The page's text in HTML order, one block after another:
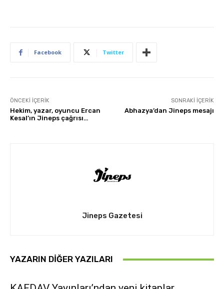
Facebook Twitter
ÖNCEKI İÇERIK
Hekim, yazar, oyuncu Ercan
Kesal’ın Jineps çağrısı…
SONRAKI İÇERIK
Abhazya’dan Jineps mesajı
Jineps Gazetesi
YAZARIN DIĞER YAZILARI